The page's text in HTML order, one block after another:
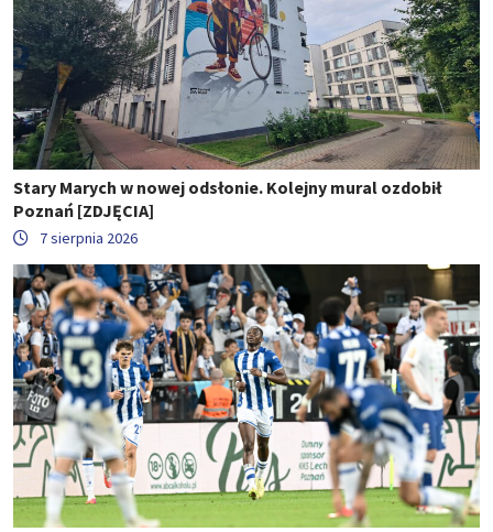
Stary Marych w nowej odsłonie. Kolejny mural ozdobił
Poznań [ZDJĘCIA]
7 sierpnia 2026